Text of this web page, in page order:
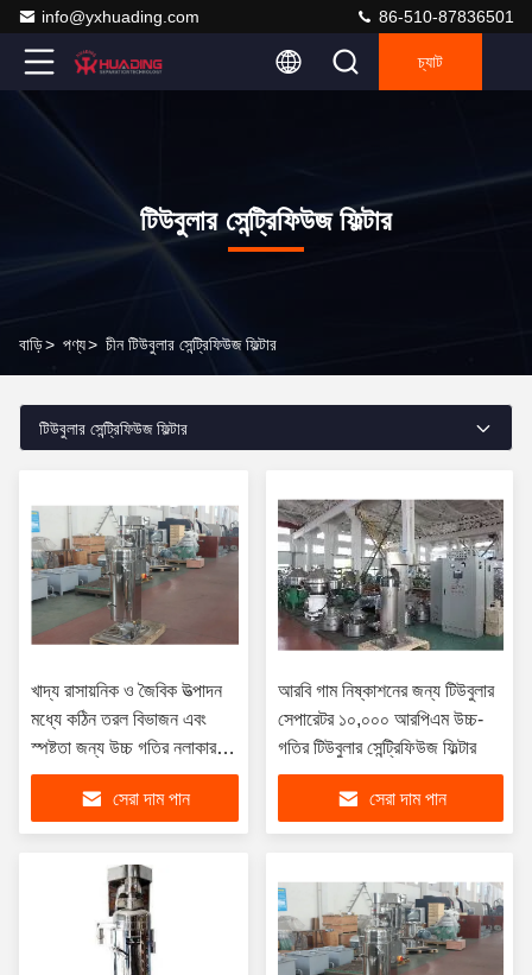
info@yxhuading.com 86-510-87836501
চ্যাট
টিউবুলার সেন্ট্রিফিউজ ফিল্টার
বাড়ি> পণ্য> চীন টিউবুলার সেন্ট্রিফিউজ ফিল্টার
টিউবুলার সেন্ট্রিফিউজ ফিল্টার
খাদ্য রাসায়নিক ও জৈবিক উত্পাদন
মধ্যে কঠিন তরল বিভাজন এবং
স্পষ্টতা জন্য উচ্চ গতির নলাকার
সেন্ট্রিফুগ ফিল্টার
সেরা দাম পান
আরবি গাম নিষ্কাশনের জন্য টিউবুলার
সেপারেটর ১০,০০০ আরপিএম উচ্চ-
গতির টিউবুলার সেন্ট্রিফিউজ ফিল্টার
সেরা দাম পান